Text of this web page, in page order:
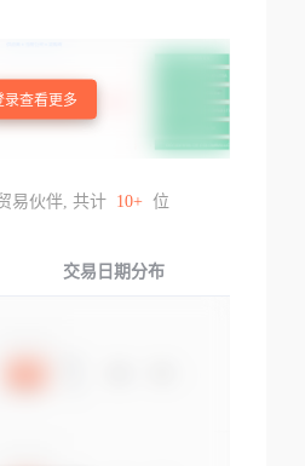
录查看更多
易伙伴, 共计 10+ 位
交易日期分布